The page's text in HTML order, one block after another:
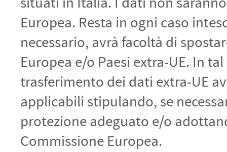
Europea. Resta in ogni caso
necessario, avrà facoltà di
Europea e/o Paesi extra-UE. In
trasferimento dei dati extra-UE
applicabili stipulando, se
protezione adeguato e/o
Commissione Europea.